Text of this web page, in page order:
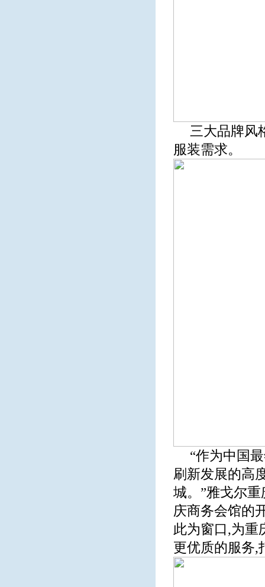
三大品牌风
服装需求。
“作为中国
刷新发展的高
城。”雅戈尔
庆商务会馆的
此为窗口,为重
更优质的服务,